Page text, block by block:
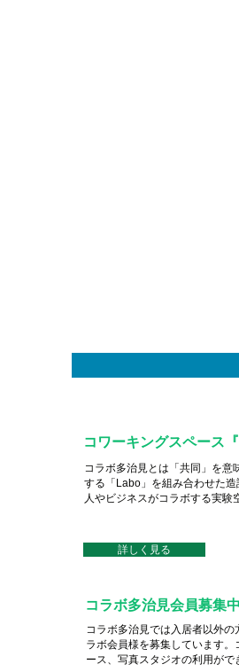
コ ワーキングスペース
コラボ多治見とは「共同」を意
する「Labo」を組み合わせた
人やビジネスがコラボする実験
詳しく見る
コラボ多治見会員募集
コラボ多治見では入居者以外
ラボ会員様を募集しています
ース、写真スタジオの利用がで